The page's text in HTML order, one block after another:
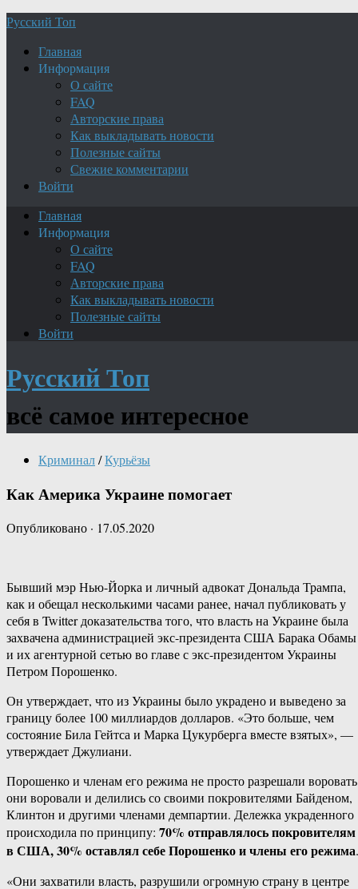
Русский Топ
Главная
Информация
О сайте
FAQ
Авторские права
Как выкладывать новости
Полезные сайты
Свежие комментарии
Войти
Главная
Информация
О сайте
FAQ
Авторские права
Как выкладывать новости
Полезные сайты
Войти
Русский Топ
всё самое интересное
Криминал/Курьёзы
Как Америка Украине помогает
Опубликовано · 17.05.2020
Бывший мэр Нью-Йорка и личный адвокат Дональда Трампа,
как и обещал несколькими часами ранее, начал публиковать у
себя в Twitter доказательства того, что власть на Украине была
захвачена администрацией экс-президента США Барака Обамы
и их агентурной сетью во главе с экс-президентом Украины
Петром Порошенко.
Он утверждает, что из Украины было украдено и выведено за
границу более 100 миллиардов долларов. «Это больше, чем
состояние Била Гейтса и Марка Цукурберга вместе взятых», —
утверждает Джулиани.
Порошенко и членам его режима не просто разрешали
они воровали и делились со своими покровителями Байденом,
Клинтон и другими членами демпартии. Дележка украденного
происходила по принципу: 70% отправлялось покровителям
в США, 30% оставлял себе Порошенко и члены его режима.
«Они захватили власть, разрушили огромную страну в центре